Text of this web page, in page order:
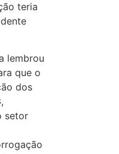
teria
lembrou
que o
dos
setor